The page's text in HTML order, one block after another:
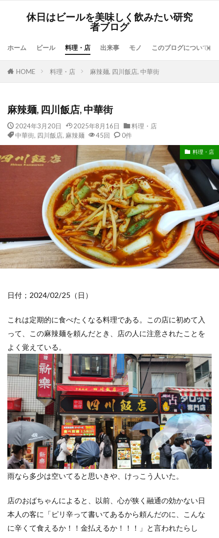
休日はビールを美味しく飲みたい研究
者ブログ
ホーム ビール 料理・店 出来事 モノ このブログについて
HOME 料理・店 麻辣麺, 四川飯店, 中華街
麻辣麺, 四川飯店, 中華街
2024年3月20日 2025年8月16日
料理・店
中華街, 四川飯店, 麻辣麺 45回 0件
料理・店
日付；2024/02/25（日）
これは定期的に食べたくなる料理である。この店に初めて入
って、この麻辣麺を頼んだとき、店の人に注意されたことを
よく覚えている。
雨なら多少は空いてると思いきや、けっこう人いた。
店のおばちゃんによると、以前、心が狭く融通の効かない日
本人の客に「ピリ辛って書いてあるから頼んだのに、こんな
に辛くて食えるか！！金払えるか！！！」と言われたらし